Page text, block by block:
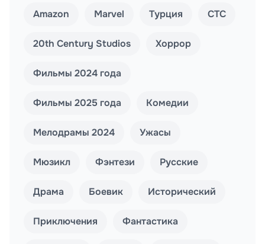
Amazon Marvel Турция СТС
20th Century Studios Хоррор
Фильмы 2024 года
Фильмы 2025 года Комедии
Мелодрамы 2024 Ужасы
Мюзикл Фэнтези Русские
Драма Боевик Исторический
Приключения Фантастика